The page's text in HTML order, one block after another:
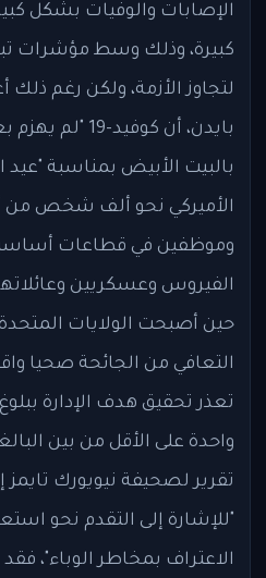
الإصابات والوفيات بشكل
كبيرة، وذلك وسط مؤشرات
لتجاوز الأزمة، ولكن رغم ذلك
بايدن، أن
بالبيت الأبيض بمناسبة "عيد
الأميركي نحو ألف شخص من
وموظفين في قطاعات
الفيروس وعسكريين
حين أصبحت الولايات
التعافي من الجائحة صحيا
تعذر تحقيق هدف الإدارة
تقرير لصحيفة نيويورك
"للإشارة إلى التقدم نحو
الاعتراف بمخاطر الوباء"،